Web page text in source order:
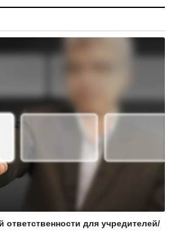
ответственности для учредителей/